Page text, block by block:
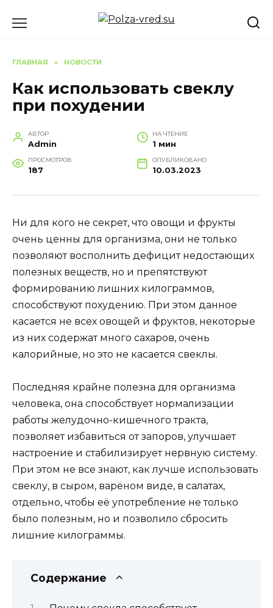
ГЛАВНАЯ » НОВОСТИ
Как использовать свеклу
при похудении
АВТОР
Admin
НА ЧТЕНИЕ
1 мин
ПРОСМОТРОВ
187
ОПУБЛИКОВАНО
10.03.2023
Ни для кого не секрет, что овощи и фрукты
очень ценны для организма, они не только
позволяют восполнить дефицит недостающих
полезных веществ, но и препятствуют
формированию лишних килограммов,
способствуют похудению. При этом данное
касается не всех овощей и фруктов, некоторые
из них содержат много сахаров, очень
калорийные, но это не касается свеклы.
Последняя крайне полезна для организма
человека, она способствует нормализации
работы желудочно-кишечного тракта,
позволяет избавиться от запоров, улучшает
настроение и стабилизирует нервную систему.
При этом не все знают, как лучше использовать
свеклу, в сыром, варёном виде, в салатах,
отдельно, чтобы её употребление не только
было полезным, но и позволило сбросить
лишние килограммы.
Содержание